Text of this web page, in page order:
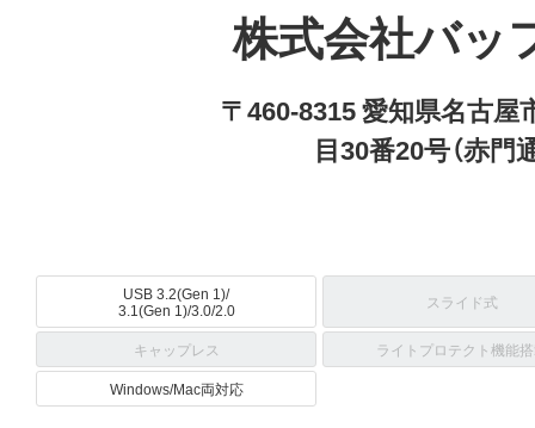
株式会社バッ
〒460-8315 愛知県名古屋
目30番20号（赤門
USB 3.2(Gen 1)/
3.1(Gen 1)/3.0/2.0 スライド式
キャップレス
ライトプロテクト機能
Windows/Mac両対応